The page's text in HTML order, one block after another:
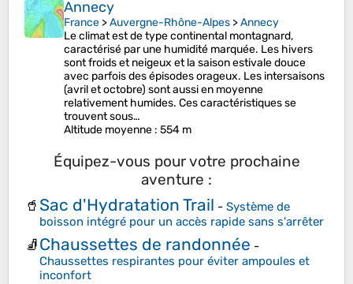
Annecy
France >Auvergne-Rhône-Alpes >Annecy
Le climat est de type continental montagnard,
caractérisé par une humidité marquée. Les hivers
sont froids et neigeux et la saison estivale douce
avec parfois des épisodes orageux. Les intersaisons
(avril et octobre) sont aussi en moyenne
relativement humides. Ces caractéristiques se
trouvent sous…
Altitude moyenne : 554 m
Équipez-vous pour votre prochaine
aventure :
🥤 Sac d'Hydratation Trail - Système de
boisson intégré pour un accès rapide sans s'arrêter
🧦Chaussettes de randonnée -
Chaussettes respirantes pour éviter ampoules et
inconfort